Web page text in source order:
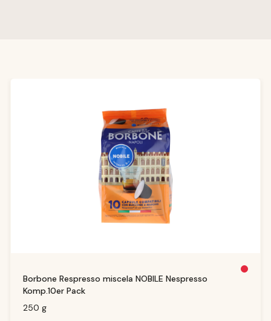
N
Borbone Respresso miscela NOBILE Nespresso
Komp.10er Pack
250 g